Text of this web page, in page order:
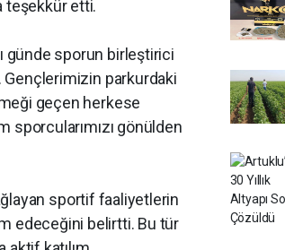
teşekkür etti.
günde sporun birleştirici
Gençlerimizin parkurdaki
geçen herkese
sporcularımızı gönülden
sportif faaliyetlerin
edeceğini belirtti. Bu tür